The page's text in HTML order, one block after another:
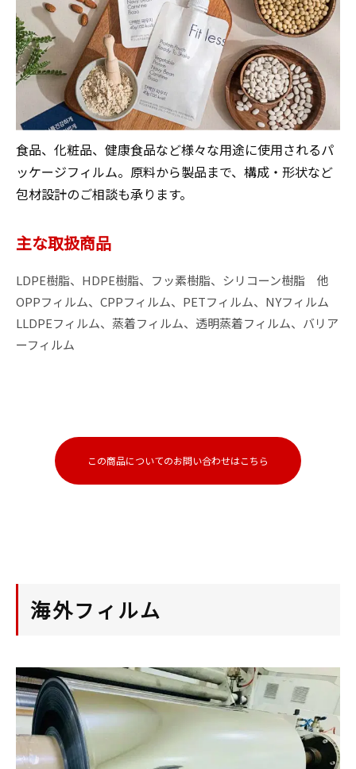
食品、化粧品、健康食品など様々な用途に使用されるパ
ッケージフィルム。原料から製品まで、構成・形状など
包材設計のご相談も承ります。
主な取扱商品
LDPE樹脂、HDPE樹脂、フッ素樹脂、シリコーン樹脂　他
OPPフィルム、CPPフィルム、PETフィルム、NYフィルム
LLDPEフィルム、蒸着フィルム、透明蒸着フィルム、バリア
ーフィルム
この商品についてのお問い合わせはこちら
海外フィルム